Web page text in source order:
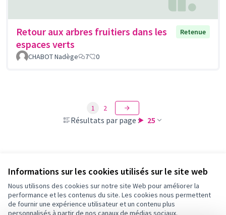
Informations sur les cookies utilisés sur le site web
Nous utilisons des cookies sur notre site Web pour améliorer la
performance et les contenus du site. Les cookies nous permettent
de fournir une expérience utilisateur et un contenu plus
personnalisés à partir de nos canaux de médias sociaux.
Retour aux arbres fruitiers dans les
espaces verts
Retenue
CHABOT Nadège 7 0
Résultats par page : 25
1 2
Conditions d'utilisation
Paramètres des cookies